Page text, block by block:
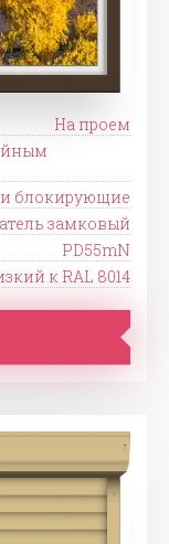
На проем
блокирующие
замковый
PD55mN
к RAL 8014